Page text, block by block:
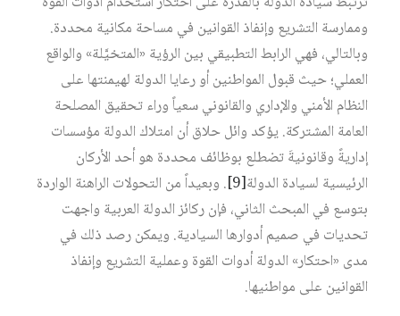
وممارسة التشريع وإنفاذ القوانين في مساحة مكانية محددة.
وبالتالي، فهي الرابط التطبيقي بين الرؤية «المتخيَّلة» والواقع
العملي؛ حيث قبول المواطنين أو رعايا الدولة لهيمنتها على
النظام الأمني والإداري والقانوني سعياً وراء تحقيق المصلحة
العامة المشتركة. يؤكد وائل حلاق أن امتلاك الدولة مؤسسات
إداريةً وقانونيةَ تضطلع بوظائف محددة هو أحد الأركان
الرئيسية لسيادة الدولة‏[9]
. وبعيداً من التحولات الراهنة الواردة
بتوسع في المبحث الثاني، فإن ركائز الدولة العربية واجهت
تحديات في صميم أدوارها السيادية. ويمكن رصد ذلك في
مدى «احتكار» الدولة أدوات القوة وعملية التشريع وإنفاذ
القوانين على مواطنيها.